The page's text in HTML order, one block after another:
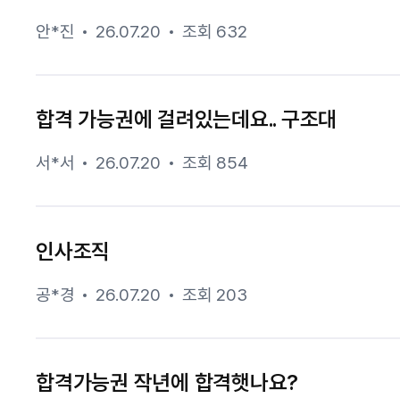
안*진 26.07.20 조회 632
합격 가능권에 걸려있는데요.. 구조대
서*서 26.07.20 조회 854
인사조직
공*경 26.07.20 조회 203
합격가능권 작년에 합격햇나요?